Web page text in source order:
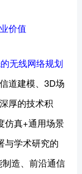
价值
无线网络规划
道建模、3D场
厚的技术积
仿真+通用场景
与学术研究的
造、前沿通信